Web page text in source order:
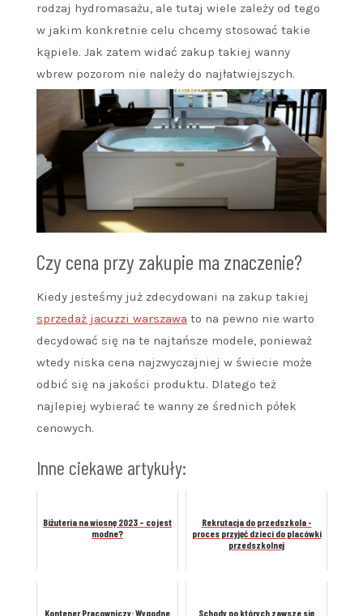
rodzaj hydromasażu, ale tutaj wiele zależy od tego
w jakim konkretnie celu chcemy stosować takie
kąpiele. Jak zatem widać zakup takiej wanny
wbrew pozorom nie należy do najłatwiejszych.
Czy cena przy zakupie ma znaczenie?
Kiedy jesteśmy już zdecydowani na zakup takiej
sprzedaż jacuzzi warszawa to na pewno nie warto
decydować się na te najtańsze modele, ponieważ
wtedy niska cena najzwyczajniej w świecie może
odbić się na jakości produktu. Dlatego też
najlepiej wybierać te wanny ze średnich półek
cenowych.
Inne ciekawe artykuły:
Biżuteria na wiosnę 2023 – co jest
modne?
Rekrutacja do przedszkola -
proces przyjęć dzieci do placówki
przedszkolnej
Kontener Pracowniczy: Wygodne Schody po których zawsze się